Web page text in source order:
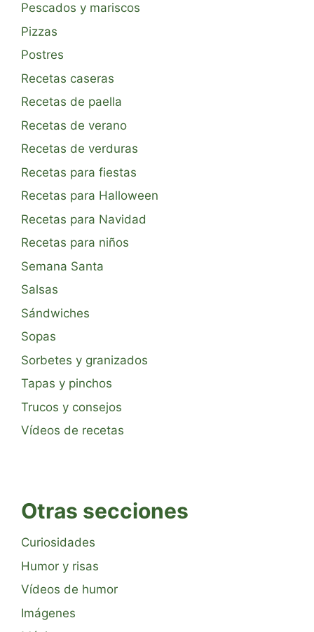
Pescados y mariscos
Pizzas
Postres
Recetas caseras
Recetas de paella
Recetas de verano
Recetas de verduras
Recetas para fiestas
Recetas para Halloween
Recetas para Navidad
Recetas para niños
Semana Santa
Salsas
Sándwiches
Sopas
Sorbetes y granizados
Tapas y pinchos
Trucos y consejos
Vídeos de recetas
Otras secciones
Curiosidades
Humor y risas
Vídeos de humor
Imágenes